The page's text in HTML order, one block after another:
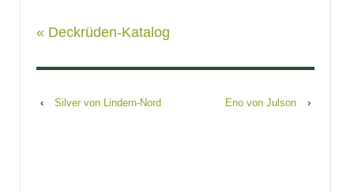
« Deckrüden-Katalog
‹ Silver von Lindern-Nord Eno von Julson ›